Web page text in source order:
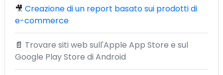
🎥 Creazione di un report basato sui prodotti di
e-commerce
📄 Trovare siti web sull'Apple App Store e sul
Google Play Store di Android